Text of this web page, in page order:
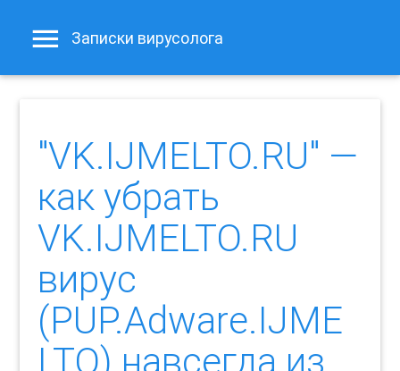
Записки вирусолога
"VK.IJMELTO.RU" —
как убрать
VK.IJMELTO.RU
вирус
(PUP.Adware.IJME
LTO) навсегда из